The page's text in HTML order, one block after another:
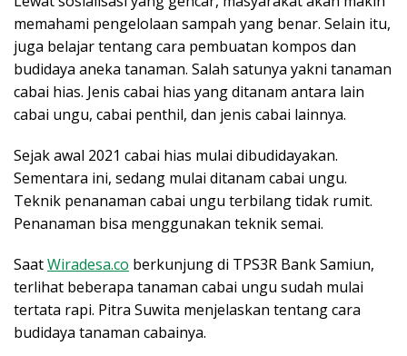
memahami pengelolaan sampah yang benar. Selain itu,
juga belajar tentang cara pembuatan kompos dan
budidaya aneka tanaman. Salah satunya yakni tanaman
cabai hias. Jenis cabai hias yang ditanam antara lain
cabai ungu, cabai penthil, dan jenis cabai lainnya.
Sejak awal 2021 cabai hias mulai dibudidayakan.
Sementara ini, sedang mulai ditanam cabai ungu.
Teknik penanaman cabai ungu terbilang tidak rumit.
Penanaman bisa menggunakan teknik semai.
SaatWiradesa.co berkunjung di TPS3R Bank Samiun,
terlihat beberapa tanaman cabai ungu sudah mulai
tertata rapi. Pitra Suwita menjelaskan tentang cara
budidaya tanaman cabainya.